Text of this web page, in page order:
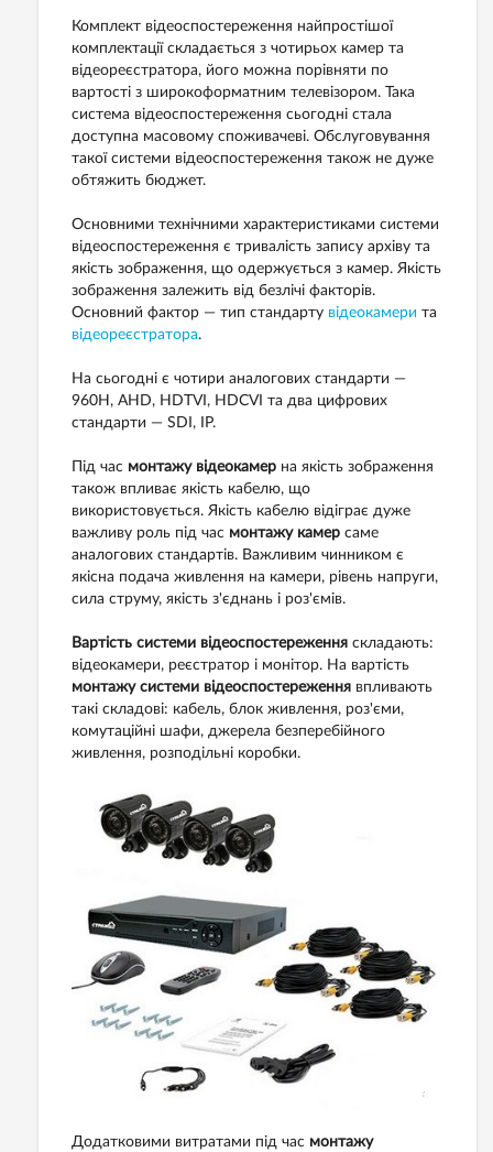
Комплект відеоспостереження найпростішої
комплектації складається з чотирьох камер та
відеореєстратора, його можна порівняти по
вартості з широкоформатним телевізором. Така
система відеоспостереження сьогодні стала
доступна масовому споживачеві. Обслуговування
такої системи відеоспостереження також не дуже
обтяжить бюджет.
Основними технічними характеристиками системи
відеоспостереження є тривалість запису архіву та
якість зображення, що одержується з камер. Якість
зображення залежить від безлічі факторів.
Основний фактор — тип стандарту відеокамери та
відеореєстратора.
На сьогодні є чотири аналогових стандарти —
960H, AHD, HDTVI, HDCVI та два цифрових
стандарти — SDI, IP.
Під час монтажу відеокамер на якість зображення
також впливає якість кабелю, що
використовується. Якість кабелю відіграє дуже
важливу роль під час монтажу камер саме
аналогових стандартів. Важливим чинником є ​​
якісна подача живлення на камери, рівень напруги,
сила струму, якість з'єднань і роз'ємів.
Вартість системи відеоспостереження складають:
відеокамери, реєстратор і монітор. На вартість
монтажу системи відеоспостереження впливають
такі складові: кабель, блок живлення, роз'єми,
комутаційні шафи, джерела безперебійного
живлення, розподільні коробки.
Додатковими витратами під час монтажу